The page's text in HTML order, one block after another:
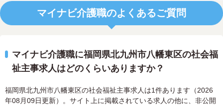
マイナビ介護職のよくあるご質問
マイナビ介護職に福岡県北九州市八幡東区の社会福
祉主事求人はどのくらいありますか？
福岡県北九州市八幡東区の社会福祉主事求人は1件あります（2026
年08月09日更新）。サイト上に掲載されている求人の他に、非公開